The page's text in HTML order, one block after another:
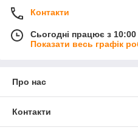
Контакти
Сьогодні працює з
Показати весь графік
Про нас
Контакти